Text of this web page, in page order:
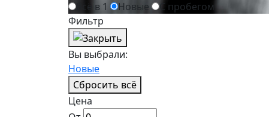
Всё в 1
Новые
С пробегом
Фильтр
Вы выбрали:
Новые
Сбросить всё
Цена